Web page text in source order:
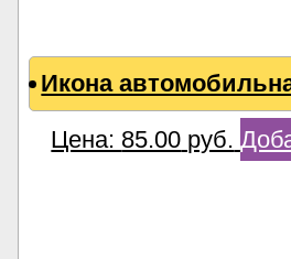
Икона
Цена: 85.00 руб.